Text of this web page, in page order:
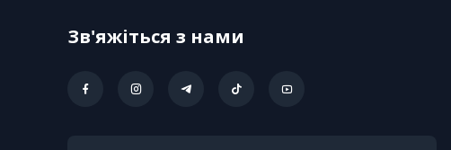
Зв'яжіться з нами